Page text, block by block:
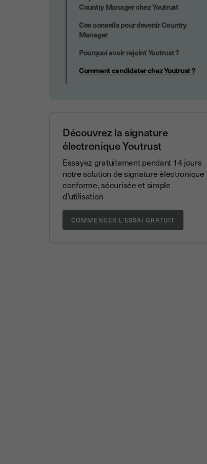
Country Manager chez Youtrust
Ces conseils pour devenir Country
Manager
Pourquoi avoir rejoint Youtrust ?
Comment candidater chez Youtrust ?
Découvrez la signature
électronique Youtrust
Essayez gratuitement pendant 14 jours
notre solution de signature électronique
conforme, sécurisée et simple
d’utilisation